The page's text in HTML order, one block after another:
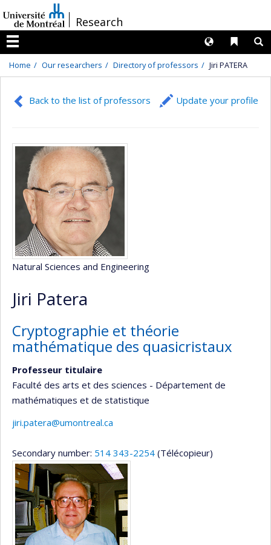
au
contenu
/Research
Menu
Liens
Langues
Home Our researchers Directory of professors Jiri PATERA
Back to the list of professors Update your profile
Natural Sciences and Engineering
Jiri Patera
Cryptographie et théorie
mathématique des quasicristaux
Professeur titulaire
Faculté des arts et des sciences - Département de
mathématiques et de statistique
jiri.patera@umontreal.ca
Secondary number: 514 343-2254 (Télécopieur)
Media